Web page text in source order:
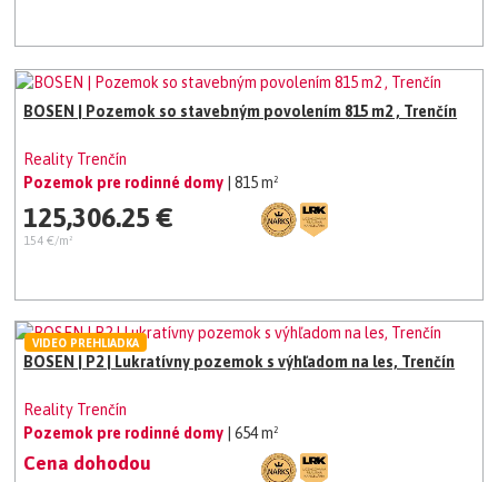
BOSEN | Pozemok so stavebným povolením 815 m2 , Trenčín
Reality Trenčín
Pozemok pre rodinné domy
| 815 m²
125,306.25 €
154 €/m²
BOSEN | P2 | Lukratívny pozemok s výhľadom na les, Trenčín
Reality Trenčín
Pozemok pre rodinné domy
| 654 m²
Cena dohodou
VIDEO PREHLIADKA